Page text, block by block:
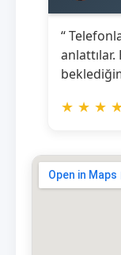
“
★ ★ ★